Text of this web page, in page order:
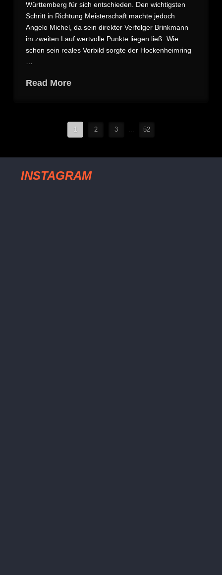
Württemberg für sich entschieden. Den wichtigsten
Schritt in Richtung Meisterschaft machte jedoch
Angelo Michel, da sein direkter Verfolger Brinkmann
im zweiten Lauf wertvolle Punkte liegen ließ. Wie
schon sein reales Vorbild sorgte der Hockenheimring
Read More
1 2 3 52
INSTAGRAM